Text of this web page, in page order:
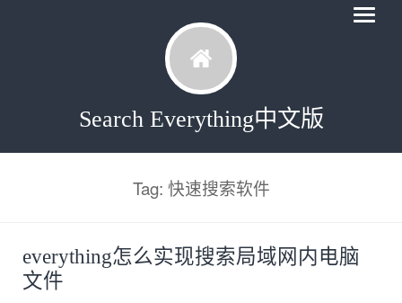
Search Everything中文版
Tag: 快速搜索软件
everything怎么实现搜索局域网内电脑
文件